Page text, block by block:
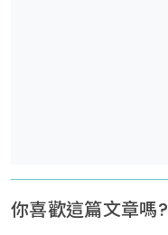
你喜歡這篇文章嗎?